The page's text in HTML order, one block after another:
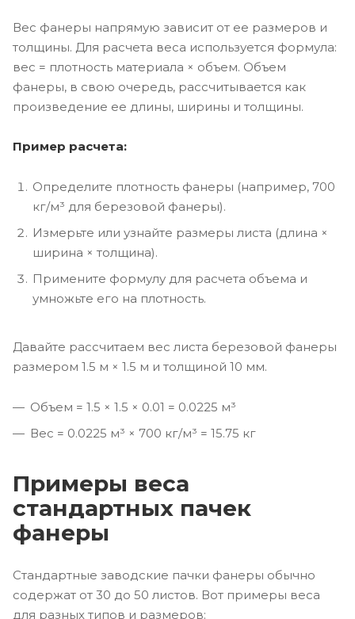
Вес фанеры напрямую зависит от ее размеров и
толщины. Для расчета веса используется формула:
вес = плотность материала × объем. Объем
фанеры, в свою очередь, рассчитывается как
произведение ее длины, ширины и толщины.
Пример расчета:
Определите плотность фанеры (например, 700
кг/м³ для березовой фанеры).
Измерьте или узнайте размеры листа (длина ×
ширина × толщина).
Примените формулу для расчета объема и
умножьте его на плотность.
Давайте рассчитаем вес листа березовой фанеры
размером 1.5 м × 1.5 м и толщиной 10 мм.
Объем = 1.5 × 1.5 × 0.01 = 0.0225 м³
Вес = 0.0225 м³ × 700 кг/м³ = 15.75 кг
Примеры веса
стандартных пачек
фанеры
Стандартные заводские пачки фанеры обычно
содержат от 30 до 50 листов. Вот примеры веса
для разных типов и размеров: